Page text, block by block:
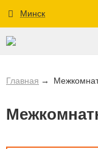
Минск
Главная